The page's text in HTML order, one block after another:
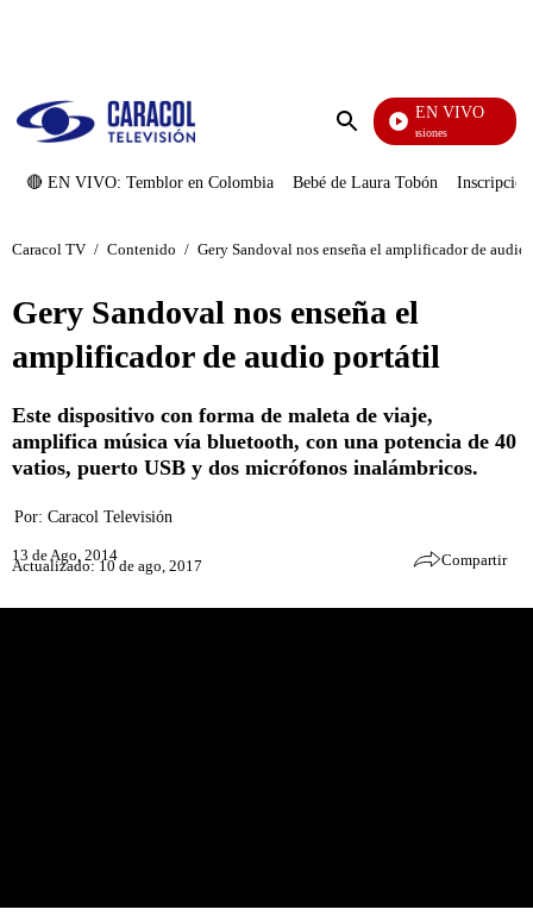
Enviar
EN VIVO
Tormenta De Pasiones
🔴 EN VIVO: Temblor en Colombia Bebé de Laura Tobón
Caracol TV / Contenido / Gery Sandoval nos enseña el amplificador de
Gery Sandoval nos enseña el
amplificador de audio portátil
Este dispositivo con forma de maleta de viaje,
amplifica música vía bluetooth, con una potencia de 40
vatios, puerto USB y dos micrófonos inalámbricos.
Por: Caracol Televisión
13 de Ago, 2014
Actualizado: 10 de ago, 2017 Compartir